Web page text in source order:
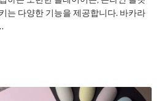
는 다양한 기능을 제공합니다. 바카라